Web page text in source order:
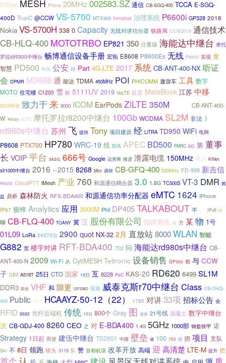
CTChat MESH Phone 20MHz 002583.SZ 通信 CB-SGQ-400 TCCA E-SGQ-
400D TrunC @CCW VS-5700 MTX900 Inmarsat 治理系统 P6600i GP328 2018
Nokia VS-5700H 338 0 Capacity 无线对讲功分器 铁路局 CCW2018 通信技术
CB-HLQ-400 MOTOTRBO EP821 350 分量级 海能达中继台 摩托
罗拉slr5300中继台 畅博通信设备手册 宏拓 E8608 P8600Ex 无线 P8600 实现 全
智慧 PD500 中兴 公安 轻 Part 4G-LTE 2017 系统 CB-ANT-400-NX 听证
会 DPMR M3688通 能达 TDMA 450MHz POI PHICOMM 遨游车 工具 数字
MOTO 住宅楼 C1200 雪 软 5111UV 2019 VoLTE 赴京 MateBook 江苏 中移
800MHz 致力于来 9000 ICOM EarPods ZiLTE 350M
CB-ANT-400-
W Relay eLTE 摩托罗拉r8200中继台 100Gb WCDMA SL2M 非法 》
rd980s中继台 苏州 飞 提供 Tony 项目建设 经 LiTRA TD950 WiFi 电网
P8608 PTX700 HP780 WRC-19 线 防汛 APEC BD500 FMRC 2亿 第 董事
长 VOIP 平台 342亿 666号 Google 运营商 推进 泄露电缆 150MHz 电力 KiNet
slr1000中继台 2016 --2015 8268 Mini 调研 CB-GFQ-400 230MHz FD-998 新吉信
P6600 CloudPTT iMesh 产业 760 和源通信耦合器 3.0 1.8G TC500S VT-3 DMR 效
益 鼎桥 森林防火 RFS-BDA400 和源通信功率分配器 eMTC 1624 iPhone
IP67 极蜂 Analytics 应用 3000M Phil DP405TALKABOUT 半 IPv6 你
聊 CB-FLQ-400 TOANY 冀 泛 股份有限公司 指挥系统 火 方 某物 1号
01L09 LoRa 24372台 2900 quot NX-32 2月 直放站8000WLAN 智能
G882 宽 楼宇对讲 RFT-BDA400 702 问 海能达rd980s中继台 CB-
ANT-400-N 2009 Wi-Fi 从 CytiMESH Teltronic 设备销售 GP300 都 与 CCW
子 CE0 A518T 25日 CTO 国家 19日 互 8228 PoC KAS-20 RD620 6499 SL1M
DDR3 联创 VHF 和 隙更 GP338D 应急 威泰克斯r70中继台 Class CB-OHQ-
400 Public 32个 HCAAYZ-50-12（22） 1785 对讲33项 招标公告 会
RFID 2022 光纤近端机 传统 15日 800个 Gray 图 遗体 21号线 混凝土 数字中继台
次 CB-GDJ-400 8260 CEO 之 对 E-BDA400 1.4G 5GHz 1000部 钢盔铁甲 诺
Strategy 1日起 而使 建伍中继台 TS2601 中国 壁垒 省 100 700 话 拥 项目 支队
Skr 不 8日 领跑 镜头 3118 队 赞 首都机场 改革开放 高端 迎 高清楚 LTE-M 提升 把